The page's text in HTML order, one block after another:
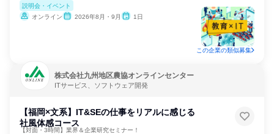
説明会・イベント
オンライン
2026年8月・9月 1日
この企業の類似募集
株式会社九州地区農協オンラインセンター
ITサービス、ソフトウェア開発
【福岡×文系】IT&SEの仕事をリアルに感じる
社風体感コース
【対面・3時間】業界＆企業研究セミナー！